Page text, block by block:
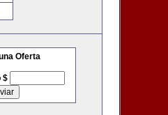
Oferta
$